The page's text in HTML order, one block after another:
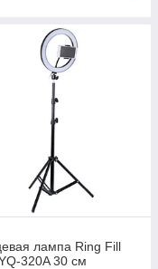
лампа Ring Fill
320A 30 см